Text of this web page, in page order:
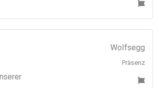
Wolfsegg
Präsenz